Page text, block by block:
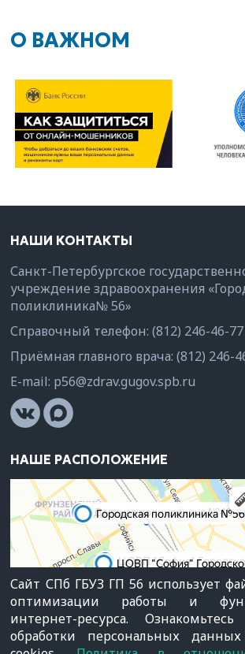
О ВАЖНОМ
Сайт СПб ГБУЗ ГП 56 использует
оптимизации работы и
интернет-ресурса.
обработки персональных
НАШИ КОНТАКТЫ
Санкт-Петербургское
учреждение здравоохранения
поликлиника№ 56»
Справочный телефон:(812) 246-46-77
Приёмная главного врача:(812) 246-
E-mail: p56@zdrav.gugov.spb.ru
НАШЕ РАСПОЛОЖЕНИЕ
© СПб ГБУЗ "Городская поликлиника №56",